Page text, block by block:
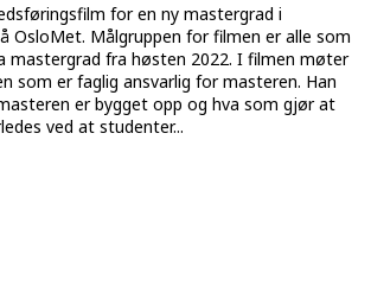
for en ny mastergrad i
OsloMet. Målgruppen for filmen er alle som
mastergrad fra høsten 2022. I filmen møter
som er faglig ansvarlig for masteren. Han
er bygget opp og hva som gjør at
ved at studenter...